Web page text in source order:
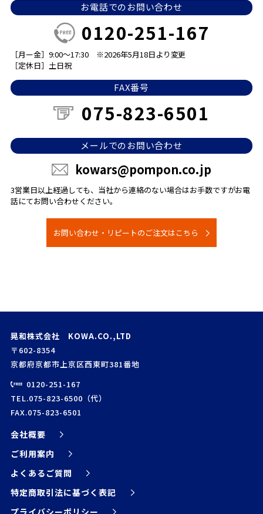
お電話でのお問い合わせ
0120-251-167
［月ー金］9:00～17:30
※2026年5月18日より変更
［定休日］土日祝
FAX番号
075-823-6501
メールでのお問い合わせ
kowars@pompon.co.jp
3営業日以上経過しても、当社から連絡のない場合はお手数ですがお電
話にてお問い合わせください。
お問い合わせ・リピートのご注文はこちら
晃和株式会社 KOWA.CO.,LTD
〒602-8354
京都府京都市上京区西東町381番地
0120-251-167
TEL.075-823-6500（代）
FAX.075-823-6501
会社概要
ご利用案内
よくあるご質問
特定商取引法に基づく表記